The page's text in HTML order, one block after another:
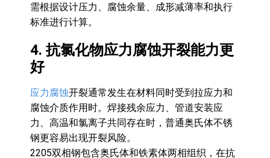
需根据设计压力、腐蚀余量、成形减薄率和执行
标准进行计算。
4. 抗氯化物应力腐蚀开裂能力更
好
应力腐蚀开裂通常发生在材料同时受到拉应力和
腐蚀介质作用时。焊接残余应力、管道安装应
力、高温和氯离子共同存在时，普通奥氏体不锈
钢更容易出现开裂风险。
2205双相钢包含奥氏体和铁素体两相组织，在抗